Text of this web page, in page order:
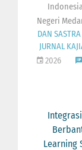
Negeri
DAN
JURNAL
2026
Learning